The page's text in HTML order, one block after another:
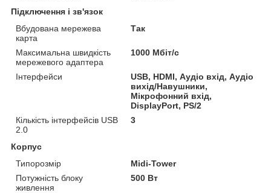
Підключення і зв'язок
Вбудована мережева
карта
Так
Максимальна швидкість
мережевого адаптера
1000 Мбіт/с
Інтерфейси
USB, HDMI, Аудіо вхід, Аудіо
вихід/Навушники,
Мікрофонний вхід,
DisplayPort, PS/2
Кількість інтерфейсів USB
2.0
3
Корпус
Типорозмір
Midi-Tower
Потужність блоку
живлення
500 Вт